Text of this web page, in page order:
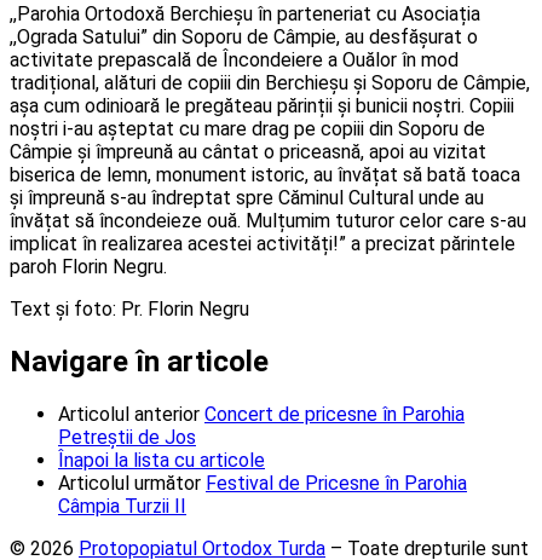
,,Parohia Ortodoxă Berchieșu în parteneriat cu Asociația
,,Ograda Satului” din Soporu de Câmpie, au desfășurat o
activitate prepascală de Încondeiere a Ouălor în mod
tradițional, alături de copiii din Berchieșu și Soporu de Câmpie,
așa cum odinioară le pregăteau părinții și bunicii noștri. Copiii
noștri i-au așteptat cu mare drag pe copiii din Soporu de
Câmpie și împreună au cântat o priceasnă, apoi au vizitat
biserica de lemn, monument istoric, au învățat să bată toaca
și împreună s-au îndreptat spre Căminul Cultural unde au
învățat să încondeieze ouă. Mulțumim tuturor celor care s-au
implicat în realizarea acestei activități!” a precizat părintele
paroh Florin Negru.
Text și foto: Pr. Florin Negru
Navigare în articole
Articolul anterior Concert de pricesne în Parohia
Petreștii de Jos
Înapoi la lista cu articole
Articolul următor Festival de Pricesne în Parohia
Câmpia Turzii II
© 2026 Protopopiatul Ortodox Turda – Toate drepturile sunt